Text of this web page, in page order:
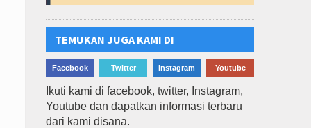
TEMUKAN JUGA KAMI DI
Facebook Twitter Instagram Youtube
Ikuti kami di facebook, twitter, Instagram,
Youtube dan dapatkan informasi terbaru
dari kami disana.